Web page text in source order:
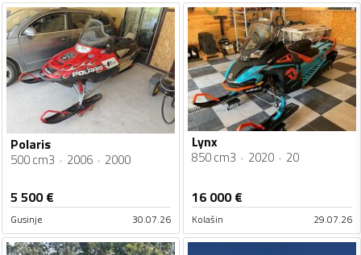
Polaris
500 cm3 2006 2000
5 500€
Gusinje 30.07.26
Lynx
850 cm3 2020 20
16 000€
Kolašin 29.07.26